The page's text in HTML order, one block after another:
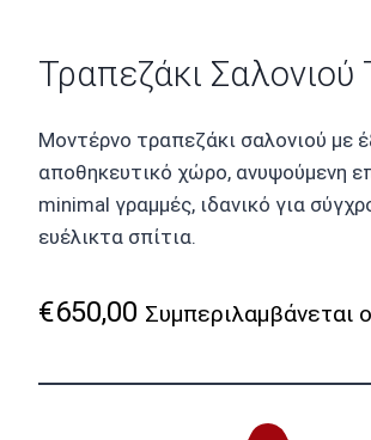
Τραπεζάκι Σαλονιού
Μοντέρνο τραπεζάκι σαλονιού με
αποθηκευτικό χώρο, ανυψούμενη
minimal γραμμές, ιδανικό για
ευέλικτα σπίτια.
€650,00 Συμπεριλαμβάνεται